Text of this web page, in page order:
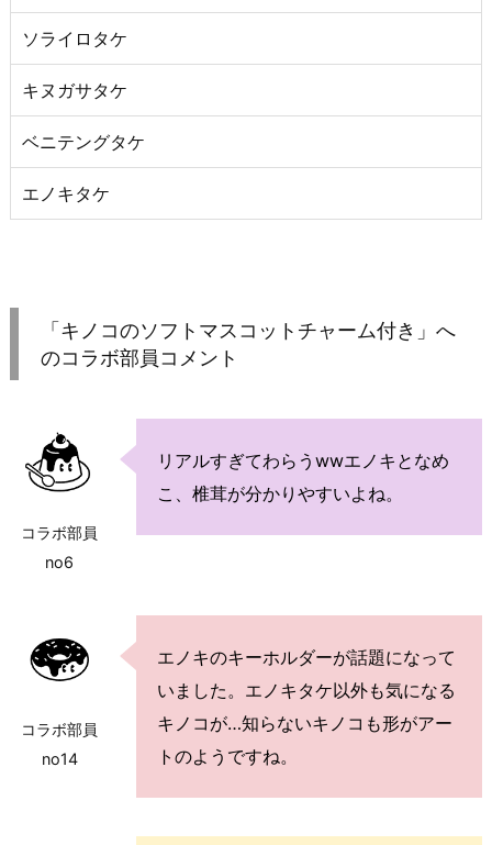
ソライロタケ
キヌガサタケ
ベニテングタケ
エノキタケ
「キノコのソフトマスコットチャーム付き」へ
のコラボ部員コメント
コラボ部員
no6
リアルすぎてわらうwwエノキとなめ
こ、椎茸が分かりやすいよね。
コラボ部員
no14
エノキのキーホルダーが話題になって
いました。エノキタケ以外も気になる
キノコが…知らないキノコも形がアー
トのようですね。